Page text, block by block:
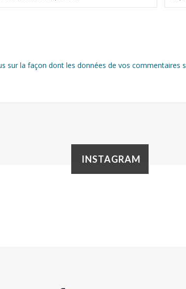
sur la façon dont les données de vos commentaires
INSTAGRAM